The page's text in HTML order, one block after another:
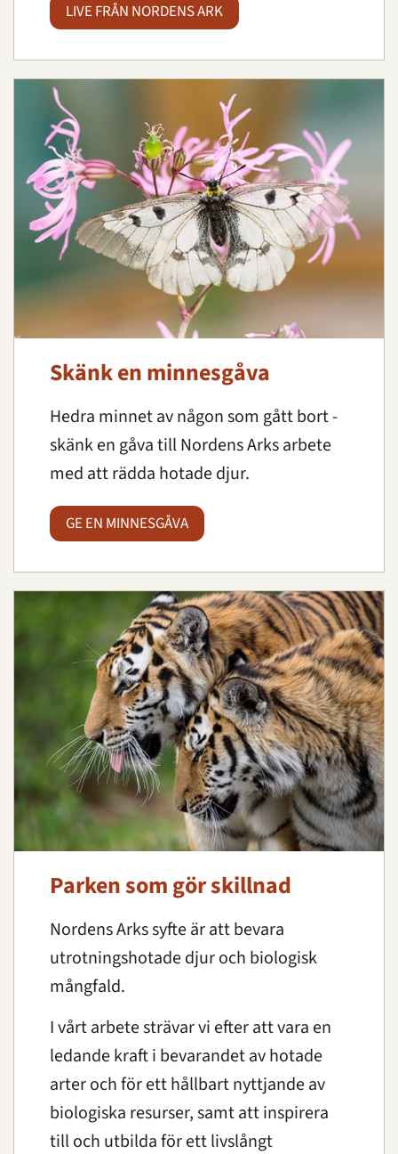
LIVE FRÅN NORDENS ARK
Skänk en minnesgåva
Hedra minnet av någon som gått bort -
skänk en gåva till Nordens Arks arbete
med att rädda hotade djur.
GE EN MINNESGÅVA
Parken som gör skillnad
Nordens Arks syfte är att bevara
utrotningshotade djur och biologisk
mångfald.
I vårt arbete strävar vi efteratt vara en
ledande kraft i bevarandet av hotade
arter och för ett hållbart nyttjande av
biologiska resurser, samt att inspirera
till och utbilda för ett livslångt